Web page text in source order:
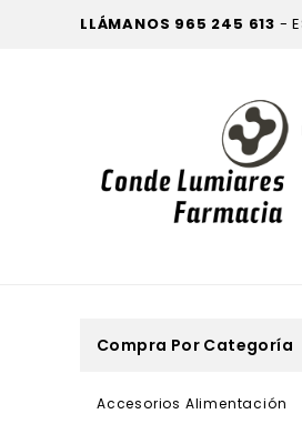
LLÁMANOS 965 245 613 -
Compra Por Categoría
Accesorios Alimentación